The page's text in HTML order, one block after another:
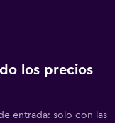
los precios
entrada: solo con las